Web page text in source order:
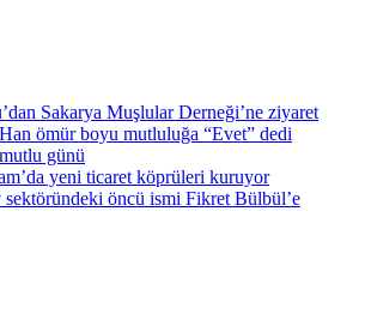
Sakarya Muşlular Derneği’ne ziyaret
ömür boyu mutluluğa “Evet” dedi
günü
yeni ticaret köprüleri kuruyor
sektöründeki öncü ismi Fikret Bülbül’e